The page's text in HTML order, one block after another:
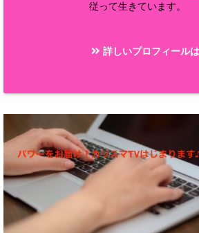
従って生きています。
詳しいプロフィール